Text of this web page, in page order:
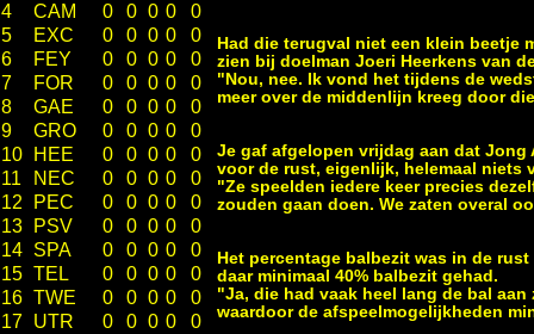
4
CAM 0 0 0 0
0
5
EXC 0 0 0 0
0
6
FEY 0 0 0 0
0
7
FOR 0 0 0 0
0
8
GAE 0 0 0 0
0
9
GRO 0 0 0 0
0
10
HEE 0 0 0 0
0
11
NEC 0 0 0 0
0
12
PEC 0 0 0 0
0
13
PSV 0 0 0 0
0
14 SPA 0 0 0 0
0
15 TEL 0 0 0 0
0
16 TWE 0 0 0 0
0
17 UTR 0 0 0 0
0
Had die terugval niet een klein beetje
zien bij doelman Joeri Heerkens van
"Nou, nee. Ik vond het tijdens de
meer over de middenlijn kreeg door
Je gaf afgelopen vrijdag aan dat Jong
voor de rust, eigenlijk, helemaal niets
"Ze speelden iedere keer precies
zouden gaan doen. We zaten overal
Het percentage balbezit was in de
daar minimaal 40% balbezit gehad.
"Ja, die had vaak heel lang de bal
waardoor de afspeelmogelijkheden